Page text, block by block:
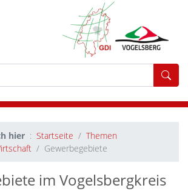
hier Startseite
Themen
Gewerbegebiete
im Vogelsbergkreis